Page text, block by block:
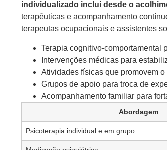
individualizado inclui desde o
terapêuticas e acompanhamento
terapeutas ocupacionais e assistentes
Terapia cognitivo-comportamental
Intervenções médicas para
Atividades físicas que promovem o
Grupos de apoio para troca de
Acompanhamento familiar para
Abordagem
Psicoterapia individual e em grupo